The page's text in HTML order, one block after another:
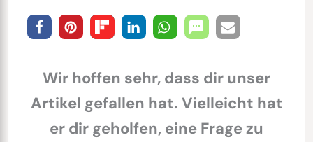
Wir hoffen sehr, dass dir unser
Artikel gefallen hat. Vielleicht hat
er dir geholfen, eine Frage zu